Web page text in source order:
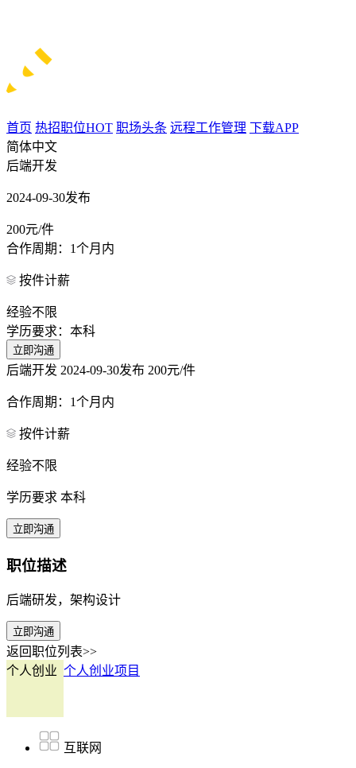
首页 热招职位HOT 职场头条 远程工作管理 下载APP
简体中文
后端开发
2024-09-30发布
200元/件
合作周期：1个月内
按件计薪
经验不限
学历要求：本科
立即沟通
后端开发 2024-09-30发布 200元/件
合作周期：1个月内
按件计薪
经验不限
学历要求 本科
立即沟通
职位描述
后端研发，架构设计
立即沟通
返回职位列表>>
个人创业 个人创业项目
互联网